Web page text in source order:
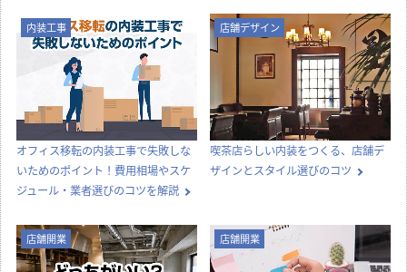
内装工事
オフィス移転の内装工事で失敗しな
いためのポイント！費用相場やスケ
ジュール・業者選びのコツを解説
店舗デザイン
喫茶店らしい内装をつくる、店舗デ
ザインとスタイル選びのコツ
店舗開業 店舗開業